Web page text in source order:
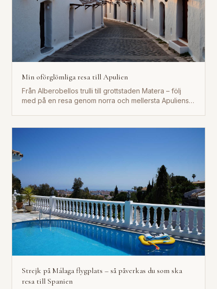
Min oförglömliga resa till Apulien
Från Alberobellos trulli till grottstaden Matera – följ
med på en resa genom norra och mellersta Apuliens
Strejk på Málaga flygplats – så påverkas du som ska
resa till Spanien